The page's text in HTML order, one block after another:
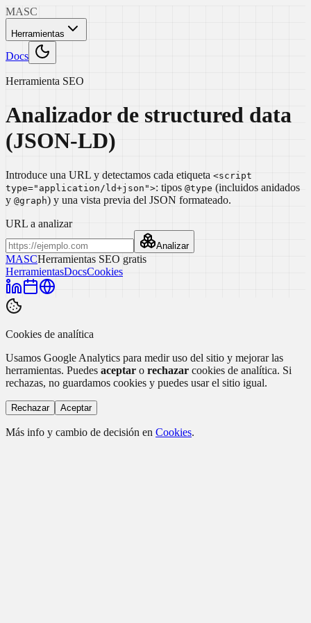
MASC
Herramientas
Docs
Herramienta SEO
Analizador de structured data
(JSON-LD)
Introduce una URL y detectamos cada etiqueta <script
type="application/ld+json">: tipos @type (incluidos anidados
y @graph) y una vista previa del JSON formateado.
URL a analizar
Analizar
MASCHerramientas SEO gratis
HerramientasDocsCookies
Cookies de analítica
Usamos Google Analytics para medir uso del sitio y mejorar las
herramientas. Puedes aceptar o rechazar cookies de analítica. Si
rechazas, no guardamos cookies y puedes usar el sitio igual.
Rechazar Aceptar
Más info y cambio de decisión en Cookies.